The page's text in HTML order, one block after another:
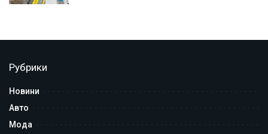
Рубрики
Новини
Авто
Мода